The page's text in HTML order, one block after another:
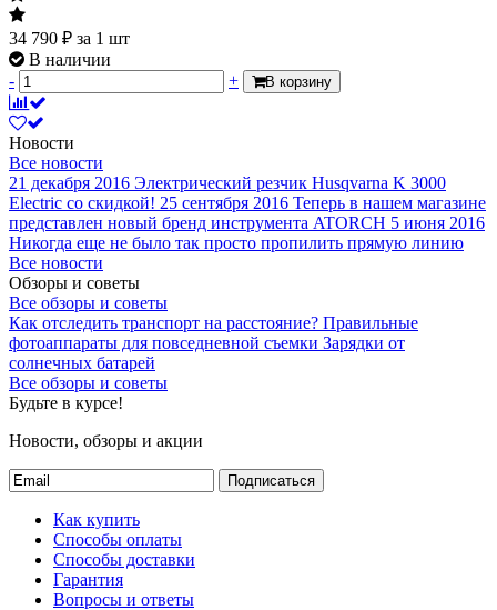
34 790 ₽ за 1 шт
В наличии
-
+ В корзину
Новости
Все новости
21 декабря 2016 Электрический резчик Husqvarna K 3000
Electric со скидкой! 25 сентября 2016 Теперь в нашем магазине
представлен новый бренд инструмента ATORCH 5 июня 2016
Никогда еще не было так просто пропилить прямую линию
Все новости
Обзоры и советы
Все обзоры и советы
Как отследить транспорт на расстояние? Правильные
фотоаппараты для повседневной съемки Зарядки от
солнечных батарей
Все обзоры и советы
Будьте в курсе!
Новости, обзоры и акции
Подписаться
Как купить
Способы оплаты
Способы доставки
Гарантия
Вопросы и ответы